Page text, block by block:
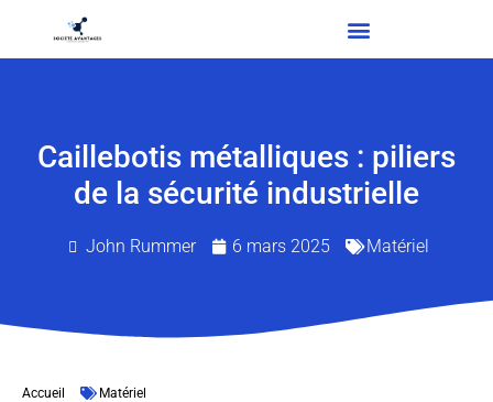
Caillebotis métalliques : piliers
de la sécurité industrielle
John Rummer 6 mars 2025 Matériel
Accueil
Matériel